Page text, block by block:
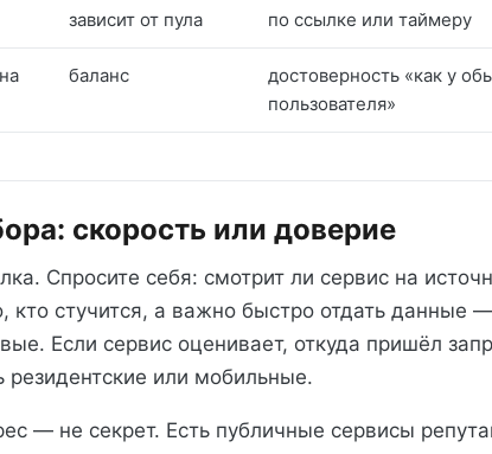
зависит от пула по ссылке или таймеру
баланс
достоверность «как у
пользователя»
скорость или доверие
Спросите себя: смотрит ли сервис на
кто стучится, а важно быстро отдать данные
Если сервис оценивает, откуда пришёл
резидентские или мобильные.
— не секрет. Есть публичные сервисы